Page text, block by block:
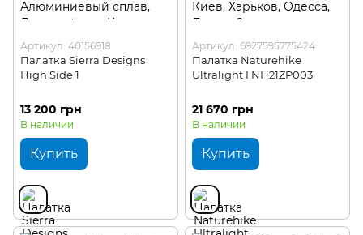
Артикул: 40156918
Палатка Sierra Designs
High Side 1
13 200 грн
В наличии
Купить
Артикул: 6927595775424
Палатка Naturehike
Ultralight I NH21ZP003
21 670 грн
В наличии
Купить